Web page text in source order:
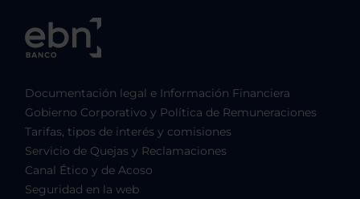
Documentación legal e Información Financiera
Gobierno Corporativo y Política de Remuneraciones
Tarifas, tipos de interés y comisiones
Servicio de Quejas y Reclamaciones
Canal Ético y de Acoso
Seguridad en la web